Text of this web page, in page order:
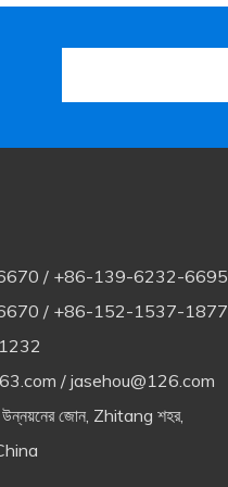
/ +86-139-6232-6695
/ +86-152-1537-1877
/ jasehou@126.com
জোন, Zhitang শহর,